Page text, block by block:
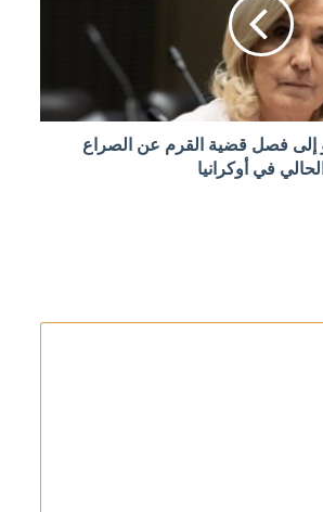
إلى فصل قضية القرم عن الصراع
في أوكرانيا